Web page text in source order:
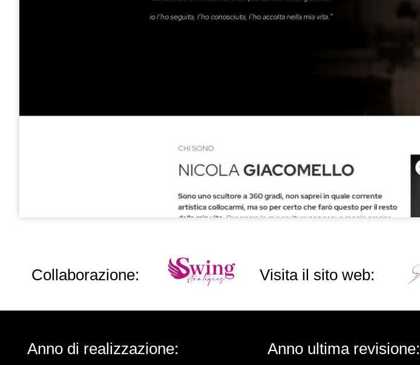
Collaborazione: Visita il sito web:
Anno di realizzazione: Anno ultima revisione: